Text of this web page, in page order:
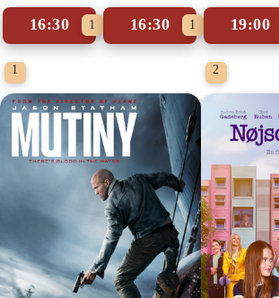
16:30 1 16:30 1
1
19:00
2